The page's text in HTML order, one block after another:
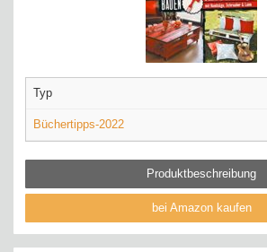
Typ
Büchertipps-2022
Produktbeschreibung
bei Amazon kaufen